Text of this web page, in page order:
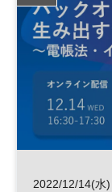
2022/12/14(水)